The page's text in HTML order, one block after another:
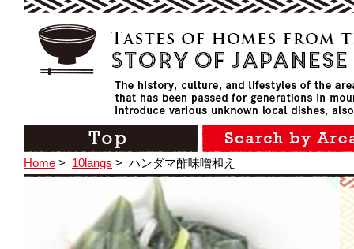
Home > 10langs > ハンダマ酢味噌和え